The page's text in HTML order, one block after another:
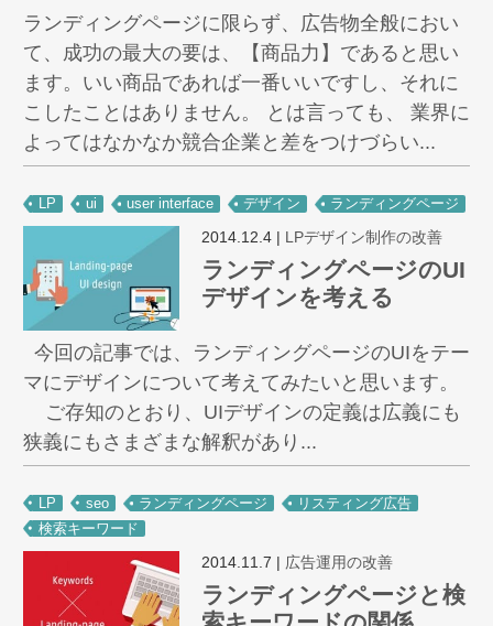
ランディングページに限らず、広告物全般におい
て、成功の最大の要は、【商品力】であると思い
ます。いい商品であれば一番いいですし、それに
こしたことはありません。 とは言っても、 業界に
よってはなかなか競合企業と差をつけづらい...
LP ui user interface デザイン ランディングページ
2014.12.4 | LPデザイン制作の改善
ランディングページのUI
デザインを考える
今回の記事では、ランディングページのUIをテー
マにデザインについて考えてみたいと思います。
ご存知のとおり、UIデザインの定義は広義にも
狭義にもさまざまな解釈があり...
LP seo ランディングページ
リスティング広告
検索キーワード
2014.11.7 | 広告運用の改善
ランディングページと検